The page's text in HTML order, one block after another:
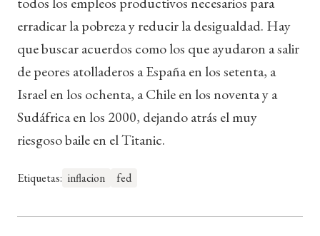
erradicar la pobreza y reducir la desigualdad. Hay
que buscar acuerdos como los que ayudaron a salir
de peores atolladeros a España en los setenta, a
Israel en los ochenta, a Chile en los noventa y a
Sudáfrica en los 2000, dejando atrás el muy
riesgoso baile en el Titanic.
Etiquetas: inflacion fed